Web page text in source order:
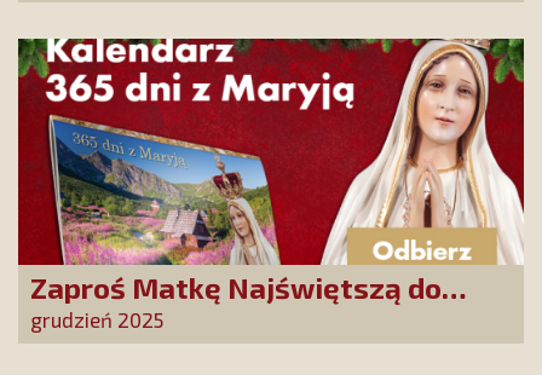
Zaproś Matkę Najświętszą do
swojego domu! Odbierz kalendarz
„365 dni z Maryją”
grudzień 2025